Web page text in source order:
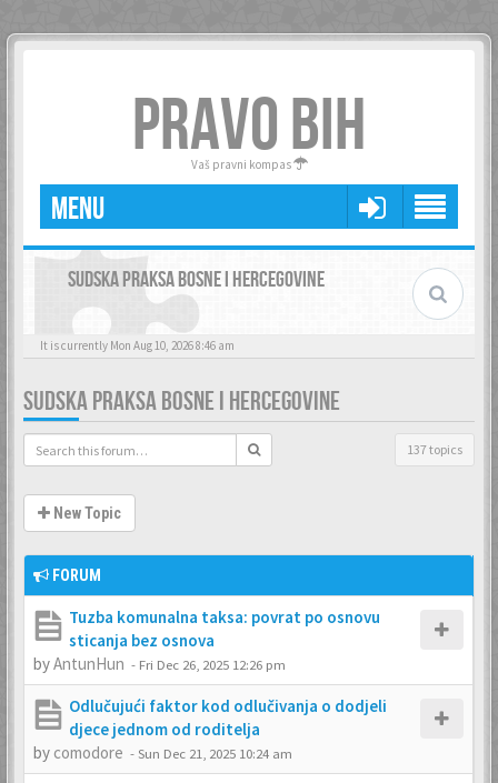
PRAVO BIH
Vaš pravni kompas
MENU
SUDSKA PRAKSA BOSNE I HERCEGOVINE
It is currently Mon Aug 10, 2026 8:46 am
SUDSKA PRAKSA BOSNE I HERCEGOVINE
137 topics
New Topic
FORUM
Tuzba komunalna taksa: povrat po osnovu
sticanja bez osnova
byAntunHun - Fri Dec 26, 2025 12:26 pm
Odlučujući faktor kod odlučivanja o dodjeli
djece jednom od roditelja
by comodore -Sun Dec 21, 2025 10:24 am